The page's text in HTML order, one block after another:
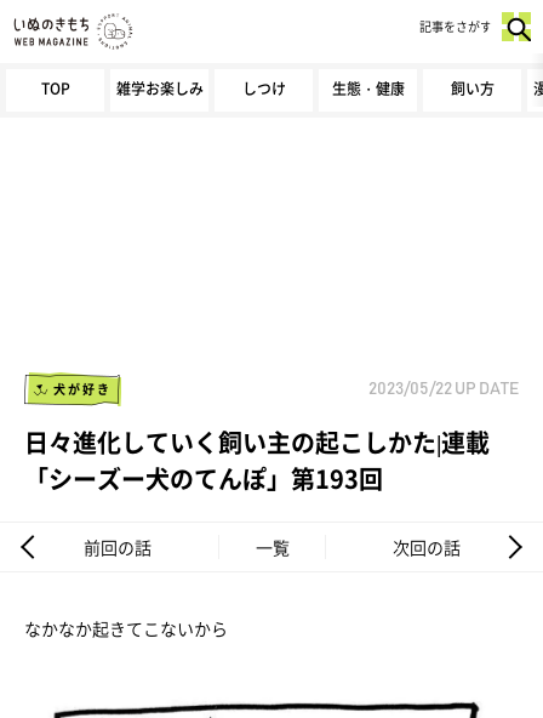
TOP 雑学お楽しみ しつけ 生態・健康 飼い方
記事をさがす
犬が好き 2023/05/22 UP DATE
日々進化していく飼い主の起こしかた|連載
「シーズー犬のてんぽ」第193回
前回の話 一覧 次回の話
なかなか起きてこないから